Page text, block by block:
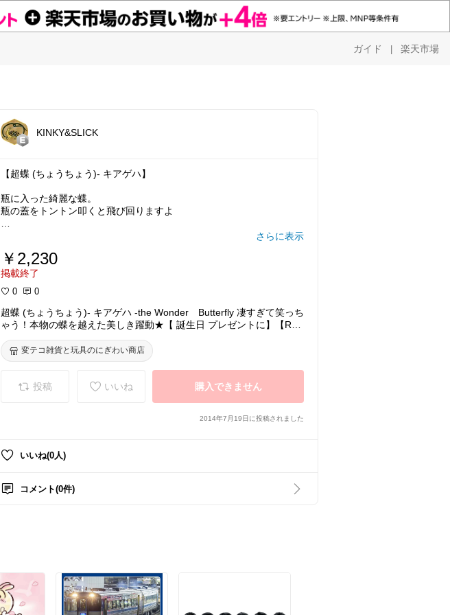
ガイド | 楽天市場
KINKY&SLICK
【超蝶 (ちょうちょう)- キアゲハ】
瓶に入った綺麗な蝶。
瓶の蓋をトントン叩くと飛び回りますよ︎
さらに表示
￥2,230
掲載終了
0 0
超蝶 (ちょうちょう)- キアゲハ -the Wonder Butterfly 凄すぎて笑っち
ゃう！本物の蝶を越えた美しき躍動★【 誕生日 プレゼントに】【RC
変テコ雑貨と玩具のにぎわい商店
投稿 いいね 購入できません
2014年7月19日に投稿されました
いいね(0人)
コメント(0件)